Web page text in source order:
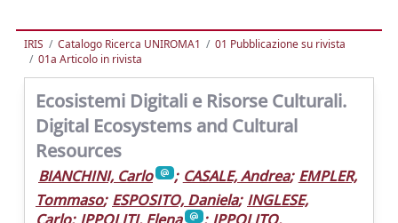
IRIS Catalogo Ricerca UNIROMA1
01 Pubblicazione su rivista
01a Articolo in rivista
Ecosistemi Digitali e Risorse Culturali.
Digital Ecosystems and Cultural
Resources
BIANCHINI, Carlo ; CASALE, Andrea; EMPLER,
Tommaso; ESPOSITO, Daniela; INGLESE,